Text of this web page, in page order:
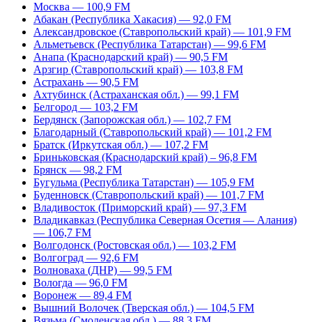
Москва — 100,9 FM
Абакан (Республика Хакасия) — 92,0 FM
Александровское (Ставропольский край) — 101,9 FM
Альметьевск (Республика Татарстан) — 99,6 FM
Анапа (Краснодарский край) — 90,5 FM
Арзгир (Ставропольский край) — 103,8 FM
Астрахань — 90,5 FM
Ахтубинск (Астраханская обл.) — 99,1 FM
Белгород — 103,2 FM
Бердянск (Запорожская обл.) — 102,7 FM
Благодарный (Ставропольский край) — 101,2 FM
Братск (Иркутская обл.) — 107,2 FM
Бриньковская (Краснодарский край) – 96,8 FM
Брянск — 98,2 FM
Бугульма (Республика Татарстан) — 105,9 FM
Буденновск (Ставропольский край) — 101,7 FM
Владивосток (Приморский край) — 97,3 FM
Владикавказ (Республика Северная Осетия — Алания)
— 106,7 FM
Волгодонск (Ростовская обл.) — 103,2 FM
Волгоград — 92,6 FM
Волноваха (ДНР) — 99,5 FM
Вологда — 96,0 FM
Воронеж — 89,4 FM
Вышний Волочек (Тверская обл.) — 104,5 FM